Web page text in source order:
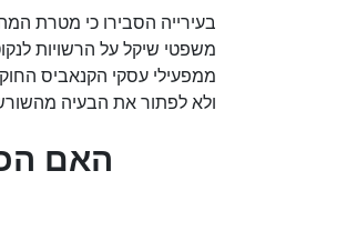
בעירייה הסבירו כי מטרת
משפטי שיקל על הרשויות
ממפעילי עסקי הקנאביס
ולא לפתור את הבעיה
?האם